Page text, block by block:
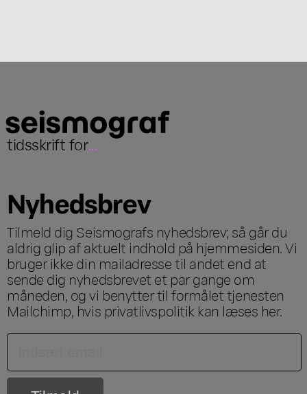
tidsskrift for...
Nyhedsbrev
Tilmeld dig Seismografs nyhedsbrev; så går du
aldrig glip af aktuelt indhold på hjemmesiden. Vi
bruger ikke din mailadresse til andet end at
sende dig nyhedsbrevet et par gange om
måneden, og vi benytter til formålet tjenesten
Mailchimp, hvis privatlivspolitik kan læses her.